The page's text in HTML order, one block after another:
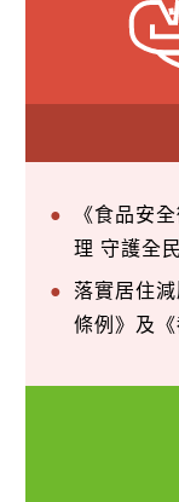
《食品安
理 守護全
落實居住
條例》及《